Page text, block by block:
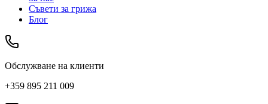
Съвети за грижа
Блог
Обслужване на клиенти
+359 895 211 009